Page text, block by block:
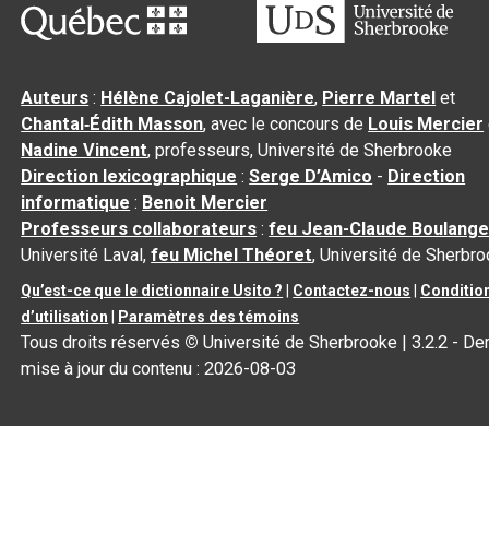
Auteurs : Hélène Cajolet-Laganière, Pierre Martel et
Chantal‑Édith Masson, avec le concours de Louis Mercier
Nadine Vincent, professeurs, Université de Sherbrooke
Direction lexicographique :Serge D’Amico - Direction
informatique : Benoit Mercier
Professeurs collaborateurs :feu Jean-Claude
Université Laval,feu Michel Théoret, Université de
Qu’est-ce que le dictionnaire Usito ? Contactez-nous
d’utilisation
Paramètres des témoins
Tous droits réservés © Université de Sherbrooke |3.2.2 -
mise à jour du contenu :2026-08-03